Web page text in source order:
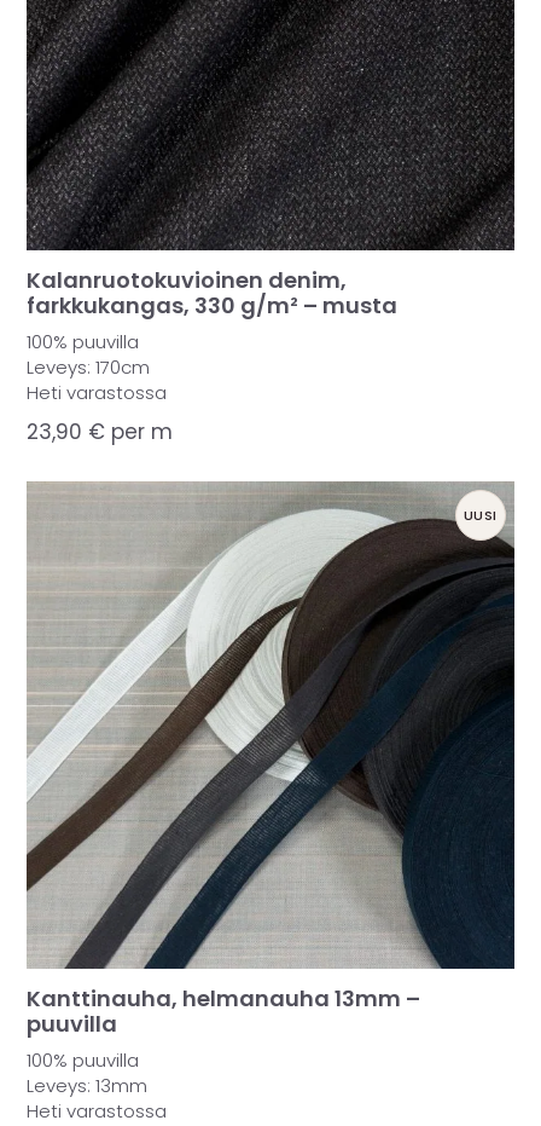
Kalanruotokuvioinen denim,
farkkukangas, 330 g/m² – musta
100% puuvilla
Leveys: 170cm
Heti varastossa
23,90 € per m
Kanttinauha, helmanauha 13mm –
puuvilla
100% puuvilla
Leveys: 13mm
Heti varastossa
UUSI